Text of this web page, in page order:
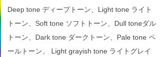
Deep tone ディープトーン、Light tone ライト
トーン、Soft tone ソフトトーン、Dull toneダル
トーン、Dark tone ダークトーン、Pale tone ペ
ールトーン、 Light grayish tone ライトグレイ